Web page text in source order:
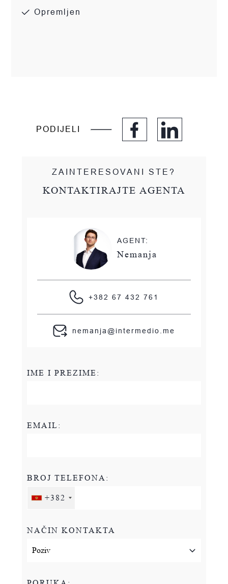
Opremljen
PODIJELI
ZAINTERESOVANI STE?
KONTAKTIRAJTE AGENTA
AGENT:
Nemanja
+382 67 432 761
nemanja@intermedio.me
IME I PREZIME:
EMAIL:
BROJ TELEFONA:
+382
NAČIN KONTAKTA